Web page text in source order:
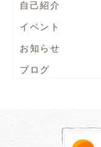
自己紹介
イベント
お知らせ
ブログ